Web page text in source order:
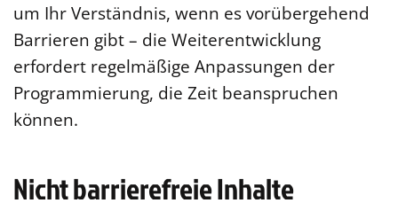
um Ihr Verständnis, wenn es vorübergehend
Barrieren gibt – die Weiterentwicklung
erfordert regelmäßige Anpassungen der
Programmierung, die Zeit beanspruchen
können.
Nicht barrierefreie Inhalte